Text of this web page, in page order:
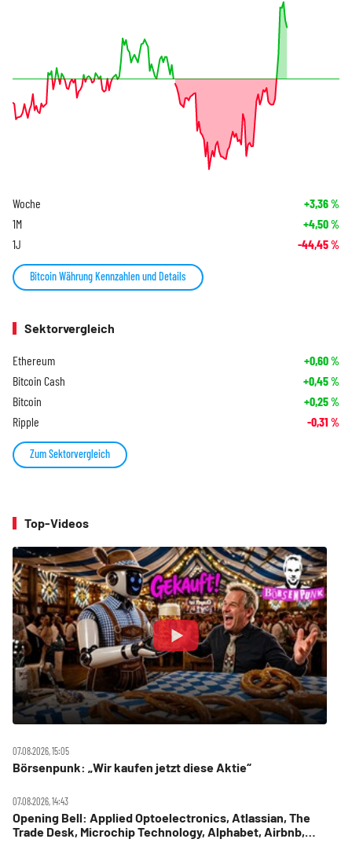
Woche +3,36%
1M +4,50%
1J -44,45%
Bitcoin Währung Kennzahlen und Details
Sektorvergleich
Ethereum +0,60%
Bitcoin Cash +0,45%
Bitcoin +0,25%
Ripple -0,31 %
Zum Sektorvergleich
Top-Videos
07.08.2026, 15:05
Börsenpunk: „Wir kaufen jetzt diese Aktie“
07.08.2026, 14:43
Opening Bell: Applied Optoelectronics, Atlassian, The
Trade Desk, Microchip Technology, Alphabet, Airbnb,